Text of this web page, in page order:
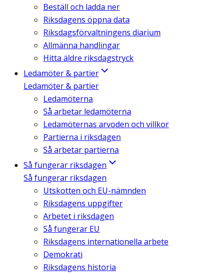
Beställ och ladda ner
Riksdagens öppna data
Riksdagsförvaltningens diarium
Allmänna handlingar
Hitta äldre riksdagstryck
Ledamöter & partier
Ledamöter & partier
Ledamöterna
Så arbetar ledamöterna
Ledamöternas arvoden och villkor
Partierna i riksdagen
Så arbetar partierna
Så fungerar riksdagen
Så fungerar riksdagen
Utskotten och EU-nämnden
Riksdagens uppgifter
Arbetet i riksdagen
Så fungerar EU
Riksdagens internationella arbete
Demokrati
Riksdagens historia